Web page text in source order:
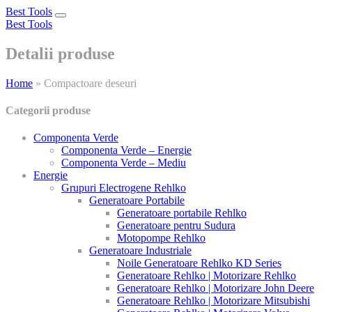
Best Tools
Toggle
Best Tools
Detalii produse
Home » Compactoare deseuri
Categorii produse
Componenta Verde
Componenta Verde – Energie
Componenta Verde – Mediu
Energie
Grupuri Electrogene Rehlko
Generatoare Portabile
Generatoare portabile Rehlko
Generatoare pentru Sudura
Motopompe Rehlko
Generatoare Industriale
Noile Generatoare Rehlko KD Series
Generatoare Rehlko | Motorizare Rehlko
Generatoare Rehlko | Motorizare John Deere
Generatoare Rehlko | Motorizare Mitsubishi